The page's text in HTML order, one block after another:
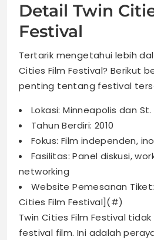
Detail Twin
Festival
Tertarik mengetahui lebih
Cities Film Festival? Berikut
penting tentang festival
Lokasi: Minneapolis dan
Tahun Berdiri: 2010
Fokus: Film independen,
Fasilitas: Panel diskusi,
networking
Website Pemesanan
Cities Film Festival](#)
Twin Cities Film Festival
festival film. Ini adalah